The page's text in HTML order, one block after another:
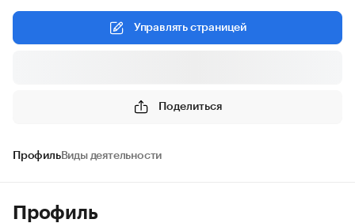
Управлять страницей
Поделиться
ПрофильВиды деятельности
Профиль